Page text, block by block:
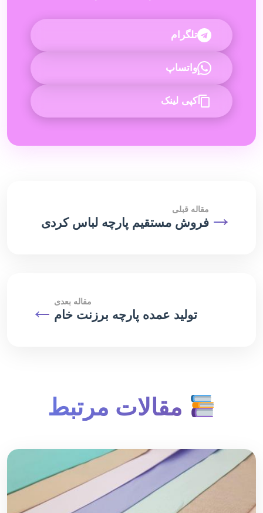
تلگرام
واتساپ
کپی لینک
→ مقاله قبلی
فروش مستقیم پارچه لباس کردی
مقاله بعدی
تولید عمده پارچه برزنت خام ←
مقالات مرتبط